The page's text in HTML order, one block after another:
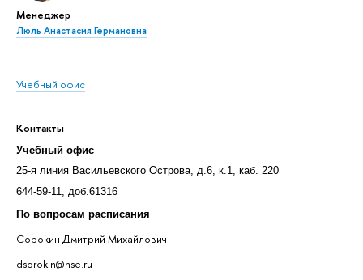
Менеджер
Люль Анастасия Германовна
Учебный офис
Контакты
Учебный офис
25-я линия Васильевского Острова, д.6, к.1, каб. 220
644-59-11, доб.61316
По вопросам расписания
Сорокин Дмитрий Михайлович
dsorokin@hse.ru